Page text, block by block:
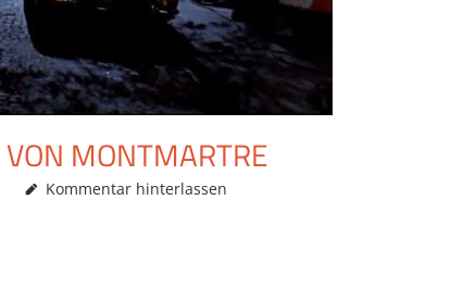
MONTMARTRE
Kommentar hinterlassen